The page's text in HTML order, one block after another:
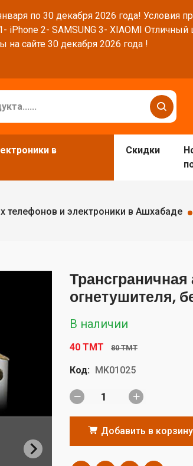
по 30 декабря 2026 года! Условия
2- SAMSUNG 3- XIAOMI
сайте 30 декабря 2026 года !
в
Скидки
телефонов и электроники в Ашхабаде
огнетушителя,
В наличии
40 TMT 80 TMT
Код: MK01025
Добавить в корзину